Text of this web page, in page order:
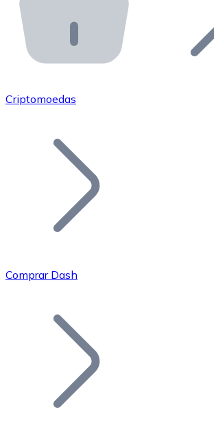
API Bitnovo
Integre nossa API no seu
Junte-se à nossa rede de
Adicione o token do seu projeto
Bitcoin
Criptomoedas
Comprar Dash